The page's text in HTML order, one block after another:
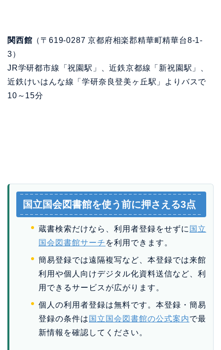
関西館 （〒619-0287 京都府相楽郡精華町精華台8-1-
3）
JR学研都市線「祝園駅」、近鉄京都線「新祝園駅」、
近鉄けいはんな線「学研奈良登美ヶ丘駅」よりバスで
10～15分
国立国会図書館を使う前に押さえる3点
蔵書検索だけなら、利用者登録をせずに 国立
国会図書館サーチ を利用できます。
簡易登録では遠隔複写など、本登録では来館
利用や個人向けデジタル化資料送信など、利
用できるサービスが広がります。
個人の利用者登録は無料です。本登録・簡易
登録の条件は 国立国会図書館の公式案内で最
新情報を確認してください。